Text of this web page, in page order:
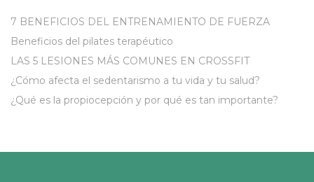
7 BENEFICIOS DEL ENTRENAMIENTO DE FUERZA
Beneficios del pilates terapéutico
LAS 5 LESIONES MÁS COMUNES EN CROSSFIT
¿Cómo afecta el sedentarismo a tu vida y tu salud?
¿Qué es la propiocepción y por qué es tan importante?